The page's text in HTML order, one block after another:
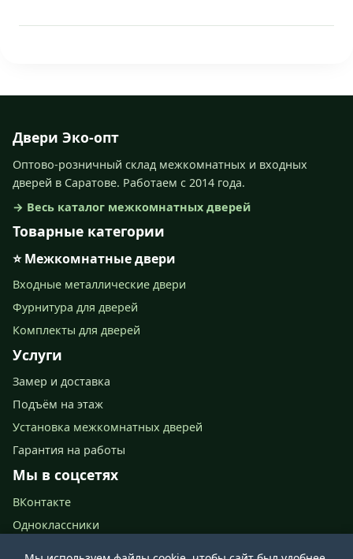
Двери Эко-опт
Оптово-розничный склад межкомнатных и входных
дверей в Саратове. Работаем с 2014 года.
→ Весь каталог межкомнатных дверей
Товарные категории
⭐ Межкомнатные двери
Входные металлические двери
Фурнитура для дверей
Комплекты для дверей
Услуги
Замер и доставка
Подъём на этаж
Установка межкомнатных дверей
Гарантия на работы
Мы в соцсетях
ВКонтакте
Одноклассники